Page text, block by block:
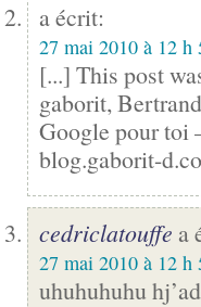
a écrit:
27 mai 2010 à 12 h
[...] This post
gaborit,
Google pour toi
blog.gaborit-
cedriclatouffe a
27 mai 2010 à 12 h
uhuhuhuhu